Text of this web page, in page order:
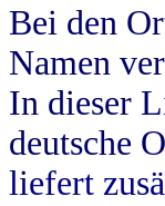
Bei den
Namen
In dieser
deutsche
liefert